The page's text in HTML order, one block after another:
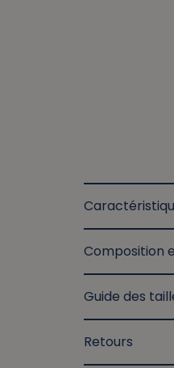
Composition
Guide des
Retours